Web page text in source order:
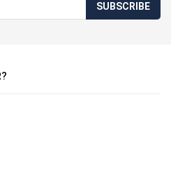
SUBSCRIBE